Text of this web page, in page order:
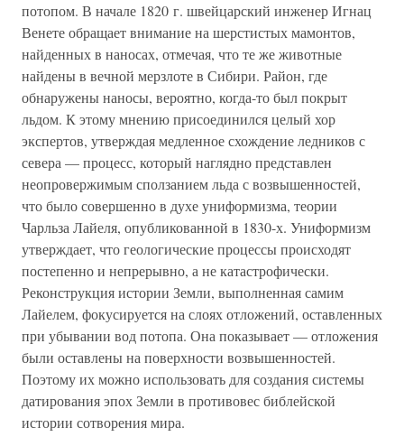
потопом. В начале 1820 г. швейцарский инженер Игнац
Венете обращает внимание на шерстистых мамонтов,
найденных в наносах, отмечая, что те же животные
найдены в вечной мерзлоте в Сибири. Район, где
обнаружены наносы, вероятно, когда-то был покрыт
льдом. К этому мнению присоединился целый хор
экспертов, утверждая медленное схождение ледников с
севера — процесс, который наглядно представлен
неопровержимым сползанием льда с возвышенностей,
что было совершенно в духе униформизма, теории
Чарльза Лайеля, опубликованной в 1830-х. Униформизм
утверждает, что геологические процессы происходят
постепенно и непрерывно, а не катастрофически.
Реконструкция истории Земли, выполненная самим
Лайелем, фокусируется на слоях отложений, оставленных
при убывании вод потопа. Она показывает — отложения
были оставлены на поверхности возвышенностей.
Поэтому их можно использовать для создания системы
датирования эпох Земли в противовес библейской
истории сотворения мира.